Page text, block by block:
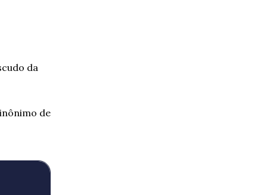
da
de